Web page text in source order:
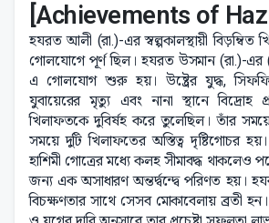
[Achievements of
হযরত আলী (রা.)-এর স্বল্পকালস্থায়ী বিড়ম্বিত
গোলযোগে পূর্ণ ছিল। হযরত উসমান (রা.)-এর
এ গোলযোগ শুরু হয়। উষ্ট্রের যুদ্ধ,
যুবায়েরের মৃত্যু এবং নানা স্থানে বিদ্রোহ
খিলাফতকে দুবির্ষহ করে তুলেছিল। তাঁর
সময়ে দুটি খিলাফতের অস্তিত্ব দৃষ্টিগোচর
হাশিমী গোত্রের মধ্যে কলহ সীমাবদ্ধ থাকলেও
জন্য এক অসাধারণ অন্তর্দ্বন্দ্বে পরিণত হয়।
বিচক্ষণতার সাথে সেসব মোকাবেলায় ব্রতী